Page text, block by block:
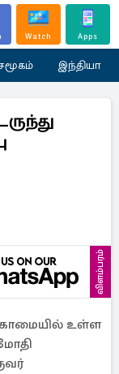
Watch Apps
இந்தியா
விளம்பரம்
உள்ள